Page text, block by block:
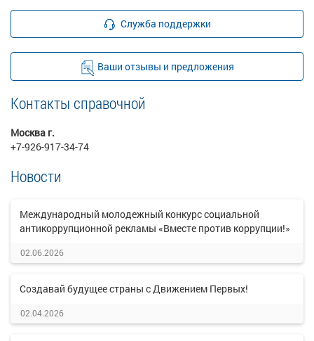
Служба поддержки
Ваши отзывы и предложения
Контакты справочной
Москва г.
+7-926-917-34-74
Новости
Международный молодежный конкурс социальной
антикоррупционной рекламы «Вместе против коррупции!»
02.06.2026
Создавай будущее страны с Движением Первых!
02.04.2026